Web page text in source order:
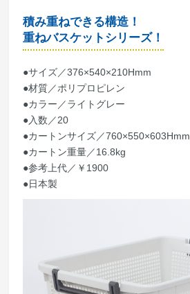
積み重ねできる構造！
重ねバスケットシリーズ！
●サイズ／376×540×210Hmm
●材質／ポリプロピレン
●カラー／ライトグレー
●入数／20
●カートンサイズ／760×550×603Hmm
●カートン重量／16.8kg
●参考上代／￥1900
●日本製